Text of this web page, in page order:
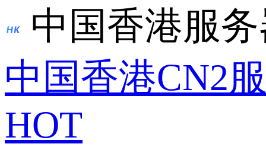
中国香港服
中国香港CN2
HOT